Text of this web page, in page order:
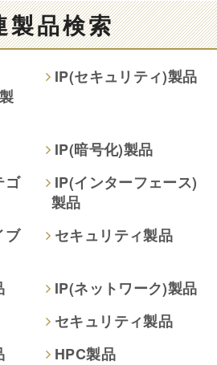
情報を提供しなかった場合、情報の
わせ等に
ざいます。
い方法による取得
製品検索
IP(セキュリティ)製品
IP(暗号化)製品
ゴ
IP(インターフェース)
製品
ブ
セキュリティ製品
IP(ネットワーク)製品
セキュリティ製品
HPC製品